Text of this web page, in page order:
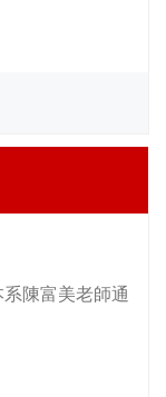
陳富美老師通